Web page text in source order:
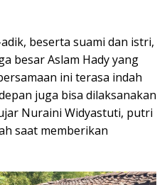
beserta suami dan istri,
besar Aslam Hady yang
ini terasa indah
juga bisa dilaksanakan
Nuraini Widyastuti, putri
saat memberikan